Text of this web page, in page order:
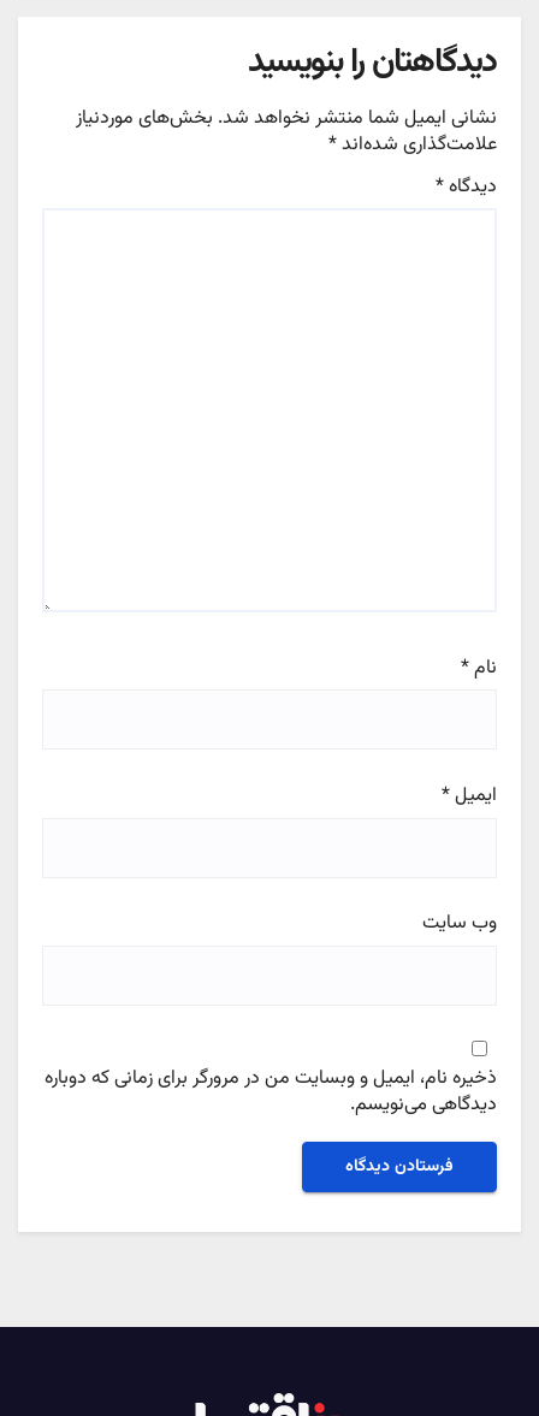
دیدگاهتان را بنویسید
نشانی ایمیل شما منتشر نخواهد شد. بخش‌های موردنیاز
علامت‌گذاری شده‌اند*
دیدگاه*
نام*
ایمیل*
وب‌ سایت
ذخیره نام، ایمیل و وبسایت من در مرورگر برای زمانی که دوباره
دیدگاهی می‌نویسم.